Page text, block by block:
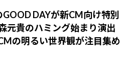
GOOD DAYが新CM向け特別
元貴のハミング始まり演出
の明るい世界観が注目集め